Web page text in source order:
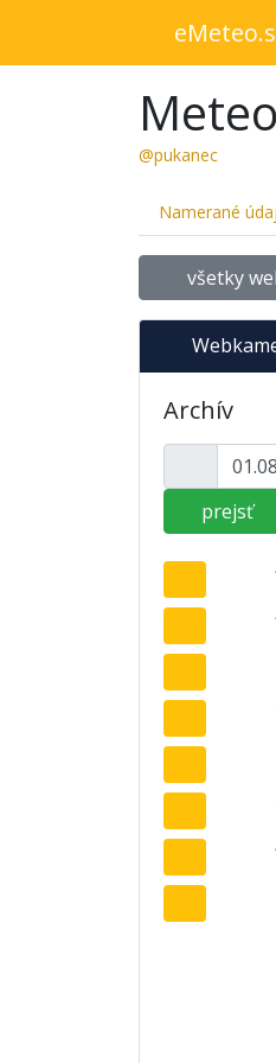
@pukanec
Namerané
všetky
Archív
prejsť